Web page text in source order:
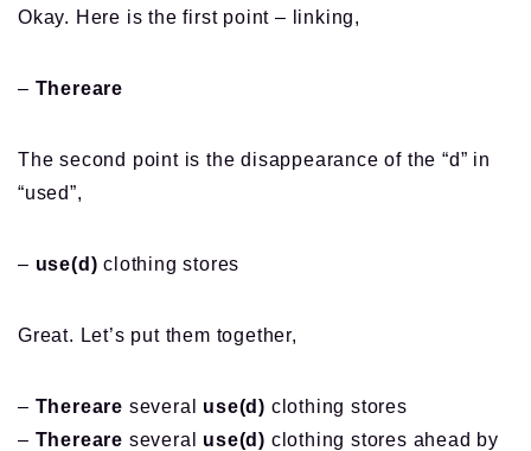
Okay. Here is the first point – linking,
– Thereare
The second point is the disappearance of the “d” in
“used”,
– use(d) clothing stores
Great. Let’s put them together,
– Thereare several use(d) clothing stores
– Thereare several use(d) clothing stores ahead by